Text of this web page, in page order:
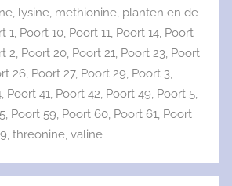
, lysine, methionine, planten en de
1, Poort 10, Poort 11, Poort 14, Poort
2, Poort 20, Poort 21, Poort 23, Poort
26, Poort 27, Poort 29, Poort 3,
, Poort 41, Poort 42, Poort 49, Poort 5,
, Poort 59, Poort 60, Poort 61, Poort
, threonine, valine